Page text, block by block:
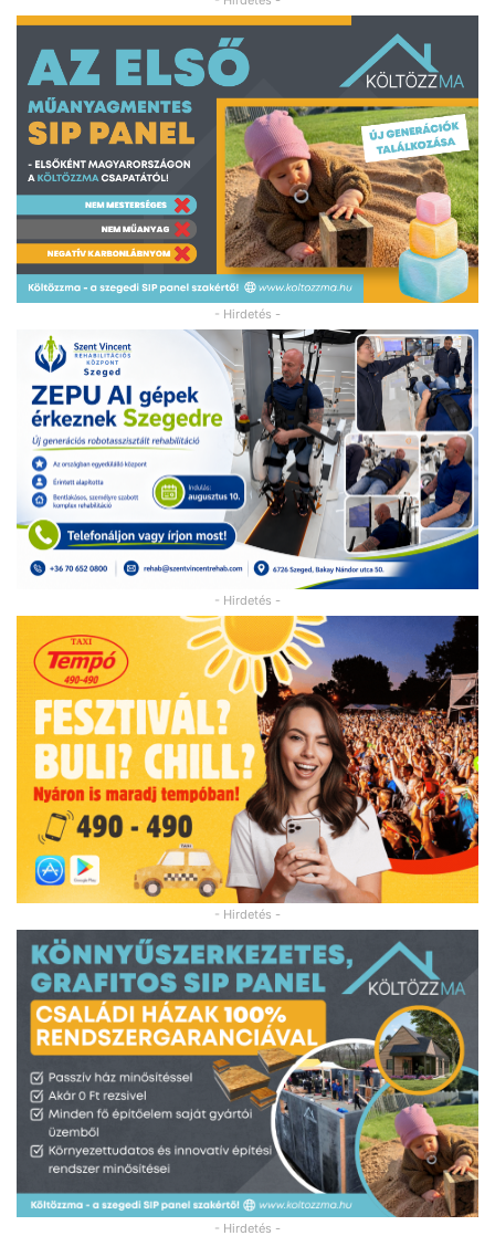
- Hirdetés -
- Hirdetés -
- Hirdetés -
- Hirdetés -